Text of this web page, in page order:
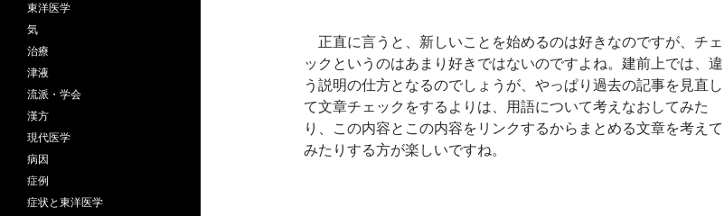
正直に言うと、新しいことを始めるのは好きなのですが、チェ
ックというのはあまり好きではないのですよね。建前上では、違
う説明の仕方となるのでしょうが、やっぱり過去の記事を見直し
て文章チェックをするよりは、用語について考えなおしてみた
り、この内容とこの内容をリンクするからまとめる文章を考えて
みたりする方が楽しいですね。
東洋医学
気
治療
津液
流派・学会
漢方
現代医学
病因
症例
症状と東洋医学